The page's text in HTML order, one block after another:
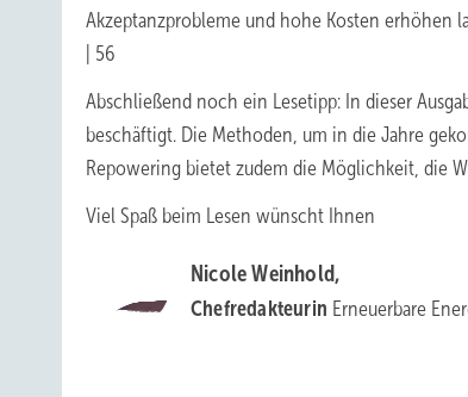
Akzeptanzprobleme und hohe Kosten erhöhen
| 56
Abschließend noch ein Lesetipp: In dieser
beschäftigt. Die Methoden, um in die Jahre
Repowering bietet zudem die Möglichkeit, die
Viel Spaß beim Lesen wünscht Ihnen
Nicole Weinhold,
Chefredakteurin Erneuerbare